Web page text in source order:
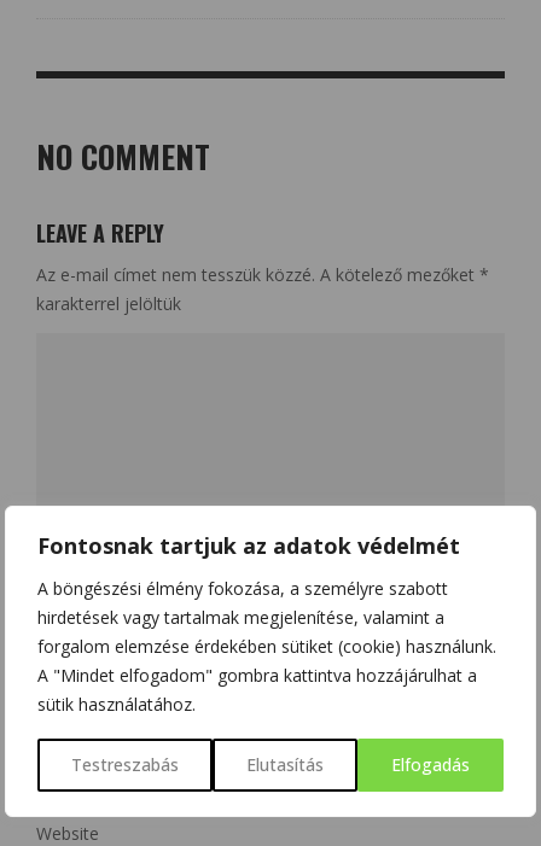
Fontosnak tartjuk az adatok védelmét
A böngészési élmény fokozása, a személyre szabott
hirdetések vagy tartalmak megjelenítése, valamint a
forgalom elemzése érdekében sütiket (cookie) használunk.
A "Mindet elfogadom" gombra kattintva hozzájárulhat a
sütik használatához.
Testreszabás Elutasítás Elfogadás
NO COMMENT
LEAVE A REPLY
Az e-mail címet nem tesszük közzé. A kötelező mezőket *
karakterrel jelöltük
Name*
Website